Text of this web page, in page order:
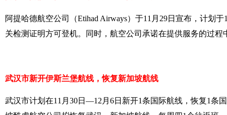
阿提哈德航空公司（Etihad Airways）于11月29日 宣布，计划于
关检测证明方可登机。同时，航空公司承诺在提供服务的过
武汉市新开伊斯兰堡航线，恢复新加坡航线
武汉市计划在11月 30日—12月 6日 新开1条国际航线，恢复1条